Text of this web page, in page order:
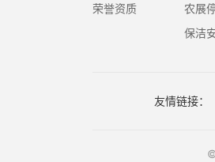
荣誉资质
农展
保洁
友情链接：